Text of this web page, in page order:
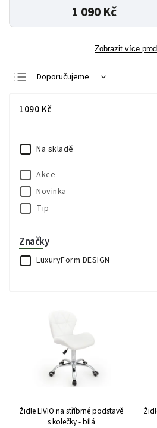
1 090 Kč
Zobrazit více
Doporučujeme
Nejdražší
Abecedně
1090 Kč
Na skladě
Akce
Novinka
Tip
Značky
LuxuryForm DESIGN
Židle LIVIO na stříbrné podstavě
s kolečky - bílá